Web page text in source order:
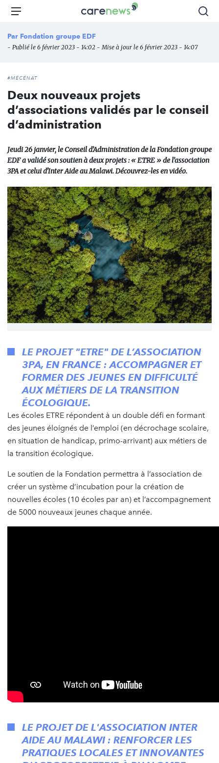
Aller
principal
Carenews,
média
des
Menu
Par Fondation groupe EDF
- Publié le 6 février 2023 - 14:02 - Mise à jour le 6 février 2023 - 14:07
#MÉCÉNAT
Deux nouveaux projets
d’associations validés par le conseil
d’administration
Jeudi 26 janvier, le Conseil d’Administration de la Fondation groupe
EDF a validé son soutien à deux projets : « ETRE » de l’association
3PA et celui d'Inter Aide au Malawi. Découvrez-les en vidéo.
LE PROJET "ETRE" DE L’ASSOCIATION
3PA, EN FRANCE : ACCOMPAGNER ET
FORMER DES JEUNES EN DIFFICULTÉ
AUX MÉTIERS DE LA TRANSITION
ÉCOLOGIQUE.
Les écoles ETRE répondent à un double défi en formant
des jeunes éloignés de l’emploi (en décrochage scolaire,
en situation de handicap, primo-arrivant) aux métiers de
la transition écologique.
Le soutien de la Fondation permettra à l’association de
créer un système d’incubation pour la création de
nouvelles écoles (10 écoles par an) et l’accompagnement
de 5000 nouveaux jeunes chaque année.
LE PROJET DE L'ASSOCIATION INTER
AIDE AU MALAWI : RENFORCER LES
PRATIQUES LOCALES ET INNOVANTES